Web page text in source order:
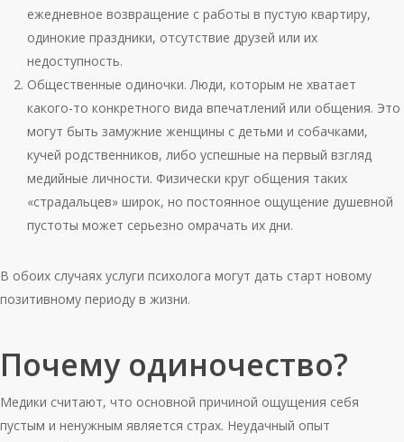
ежедневное возвращение с работы в пустую квартиру,
одинокие праздники, отсутствие друзей или их
недоступность.
Общественные одиночки. Люди, которым не хватает
какого-то конкретного вида впечатлений или общения. Это
могут быть замужние женщины с детьми и собачками,
кучей родственников, либо успешные на первый взгляд
медийные личности. Физически круг общения таких
«страдальцев» широк, но постоянное ощущение душевной
пустоты может серьезно омрачать их дни.
В обоих случаях услуги психолога могут дать старт новому
позитивному периоду в жизни.
Почему одиночество?
Медики считают, что основной причиной ощущения себя
пустым и ненужным является страх. Неудачный опыт